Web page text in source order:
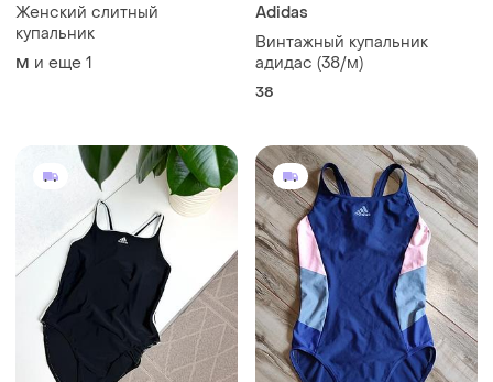
Женский слитный
купальник
M и еще 1
Adidas
Винтажный купальник
адидас (38/м)
38